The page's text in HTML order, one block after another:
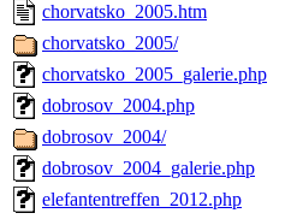
chorvatsko_2005.htm
chorvatsko_2005/
chorvatsko_2005_galerie.php
dobrosov_2004.php
dobrosov_2004/
dobrosov_2004_galerie.php
elefantentreffen_2012.php